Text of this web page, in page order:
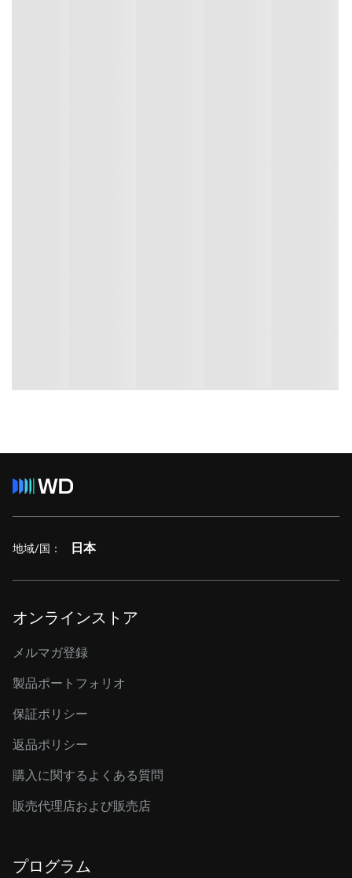
地域/国： 日本
オンラインストア
メルマガ登録
製品ポートフォリオ
保証ポリシー
返品ポリシー
購入に関するよくある質問
販売代理店および販売店
プログラム